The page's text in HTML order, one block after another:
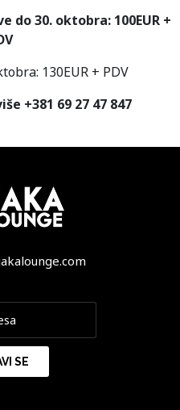
do 30. oktobra: 100EUR +
130EUR + PDV
+381 69 27 47 847